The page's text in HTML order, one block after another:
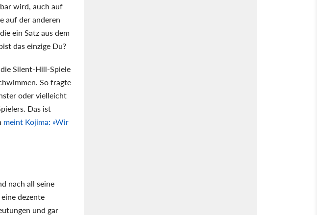
wird, auch auf
auf der anderen
ein Satz aus dem
das einzige Du?
Silent-Hill-Spiele
So fragte
oder vielleicht
Das ist
meint Kojima: »Wir
nach all seine
dezente
und gar